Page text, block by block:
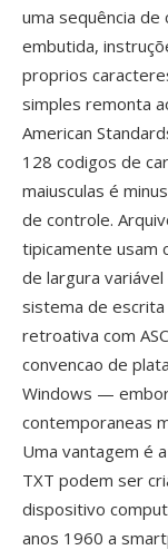
uma sequência
embutida,
proprios
simples remonta
American
128 codigos de
maiusculas é
de controle.
tipicamente usam
de largura
sistema de
retroativa com
convencao de
Windows —
contemporaneas
Uma vantagem é
TXT podem ser
dispositivo
anos 1960 a